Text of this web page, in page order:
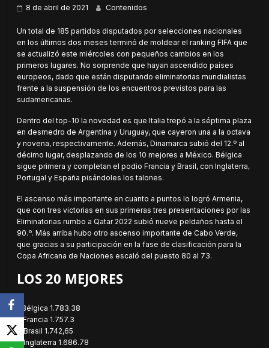
8 de abril de 2021 Contenidos
Un total de 185 partidos disputados por selecciones nacionales
en los últimos dos meses terminó de moldear el ranking FIFA que
se actualizó este miércoles con pequeños cambios en los
primeros lugares. No sorprende que hayan ascendido países
europeos, dado que están disputando eliminatorias mundialistas
frente a la suspensión de los encuentros previstos para las
sudamericanas.
Dentro del top-10 la novedad es que Italia trepó a la séptima plaza
en desmedro de Argentina y Uruguay, que cayeron una a la octava
y novena, respectivamente. Además, Dinamarca subió del 12.º al
décimo lugar, desplazando de los 10 mejores a México. Bélgica
sigue primera y completan el podio Francia y Brasil, con Inglaterra,
Portugal y España pisándoles los talones.
El ascenso más importante en cuanto a puntos lo logró Armenia,
que con tres victorias en sus primeras tres presentaciones por las
Eliminatorias rumbo a Qatar 2022 subió nueve peldaños hasta el
90.º. Más arriba hubo otro ascenso importante de Cabo Verde,
que gracias a su participación en la fase de clasificación para la
Copa Africana de Naciones escaló del puesto 80 al 73.
LOS 20 MEJORES
1 Bélgica 1.783.38
2 Francia 1.757.3
3 Brasil 1.742,65
4 Inglaterra 1.686.78